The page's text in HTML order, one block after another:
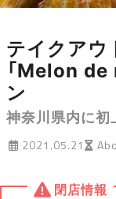
テイクアウ
「Melon de
ン
神奈川県内に初
2021.05.21
閉店情報